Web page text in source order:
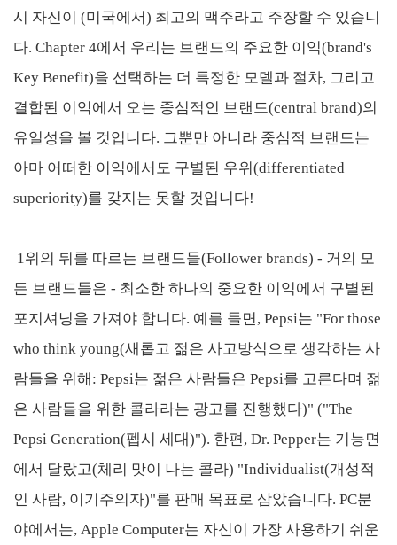
시 자신이 (미국에서) 최고의 맥주라고 주장할 수 있습니
다. Chapter 4에서 우리는 브랜드의 주요한 이익(brand's
Key Benefit)을 선택하는 더 특정한 모델과 절차, 그리고
결합된 이익에서 오는 중심적인 브랜드(central brand)의
유일성을 볼 것입니다. 그뿐만 아니라 중심적 브랜드는
아마 어떠한 이익에서도 구별된 우위(differentiated
superiority)를 갖지는 못할 것입니다!
1위의 뒤를 따르는 브랜드들(Follower brands) - 거의 모
든 브랜드들은 - 최소한 하나의 중요한 이익에서 구별된
포지셔닝을 가져야 합니다. 예를 들면, Pepsi는 "For those
who think young(새롭고 젊은 사고방식으로 생각하는 사
람들을 위해: Pepsi는 젊은 사람들은 Pepsi를 고른다며 젊
은 사람들을 위한 콜라라는 광고를 진행했다)" ("The
Pepsi Generation(펩시 세대)"). 한편, Dr. Pepper는 기능면
에서 달랐고(체리 맛이 나는 콜라) "Individualist(개성적
인 사람, 이기주의자)"를 판매 목표로 삼았습니다. PC분
야에서는, Apple Computer는 자신이 가장 사용하기 쉬운